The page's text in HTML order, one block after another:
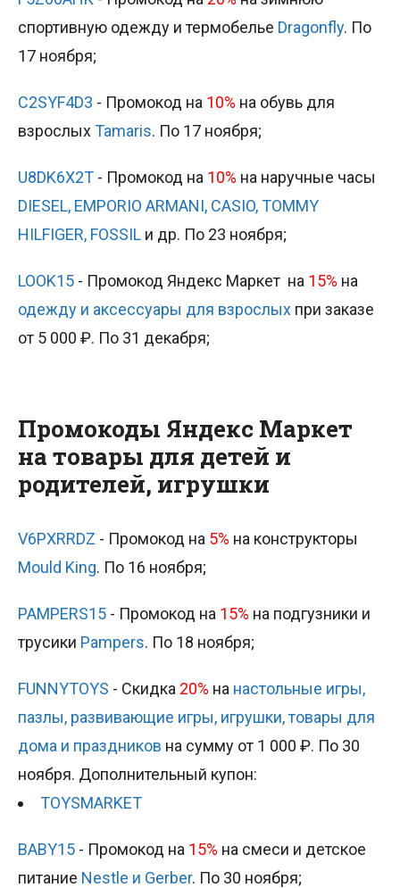
спортивную одежду и термобелье Dragonfly. По
17 ноября;
C2SYF4D3 - Промокод на 10% на обувь для
взрослыхTamaris. По 17 ноября;
U8DK6X2T - Промокод на 10% на наручные часы
DIESEL, EMPORIO ARMANI, CASIO, TOMMY
HILFIGER, FOSSIL и др. По 23 ноября;
LOOK15 - Промокод Яндекс Маркет на 15% на
одежду и аксессуары для взрослых при заказе
от 5 000 ₽. По 31 декабря;
Промокоды Яндекс Маркет
на товары для детей и
родителей, игрушки
V6PXRRDZ - Промокод на 5% на конструкторы
Mould King. По 16 ноября;
PAMPERS15 - Промокод на 15% на подгузники и
трусики Pampers. По 18 ноября;
FUNNYTOYS - Скидка 20% на настольные игры,
пазлы, развивающие игры, игрушки, товары для
дома и праздников на сумму от 1 000 ₽. По 30
ноября. Дополнительный купон:
TOYSMARKET
BABY15 - Промокод на 15% на смеси и детское
питание Nestle и Gerber. По 30 ноября;